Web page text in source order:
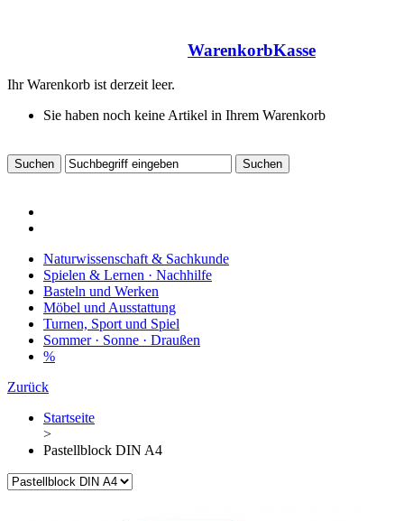
WarenkorbKasse
Ihr Warenkorb ist derzeit leer.
Sie haben noch keine Artikel in Ihrem Warenkorb
Naturwissenschaft & Sachkunde
Spielen & Lernen · Nachhilfe
Basteln und Werken
Möbel und Ausstattung
Turnen, Sport und Spiel
Sommer · Sonne · Draußen
%
Zurück
Startseite
>
Pastellblock DIN A4